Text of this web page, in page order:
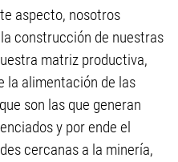
aspecto, nosotros
construcción de nuestras
matriz productiva,
la alimentación de las
son las que generan
y por ende el
cercanas a la minería,